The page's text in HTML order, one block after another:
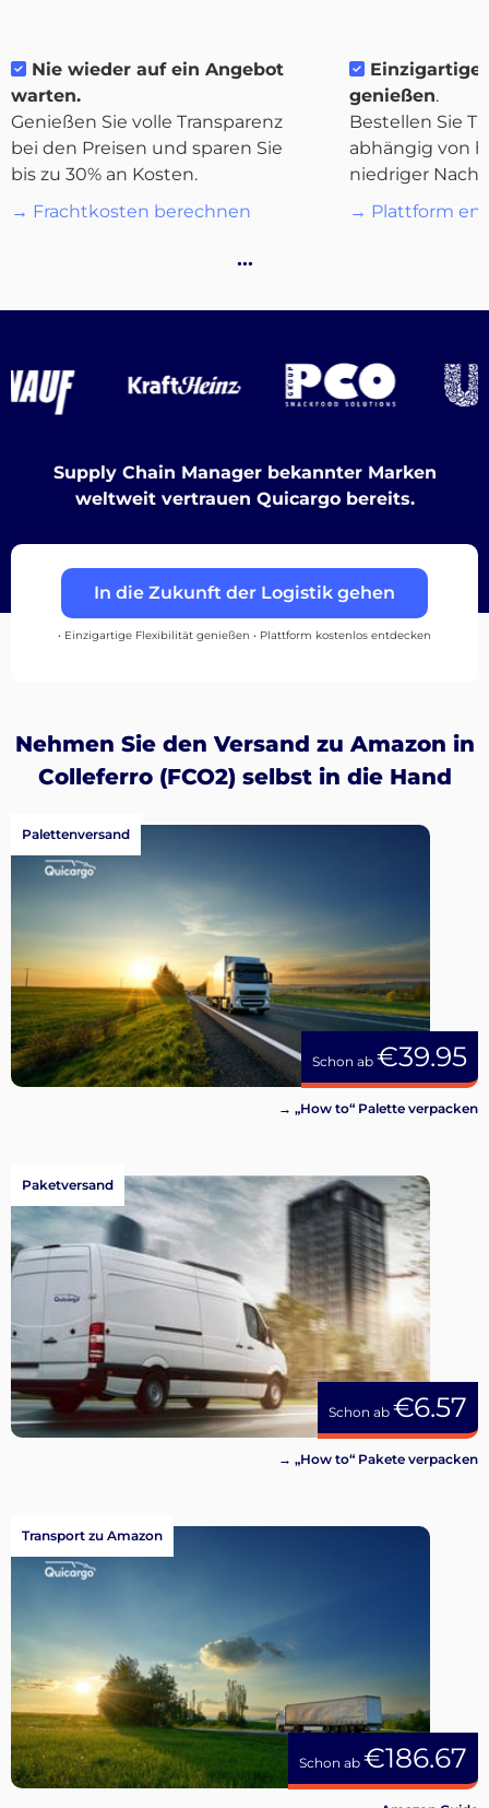
Destinations
Entdecken
Deutsch
Registrieren
Nie wieder auf ein Angebot
warten.
Genießen Sie volle Transparenz
bei den Preisen und sparen Sie
bis zu 30% an Kosten.
→ Frachtkosten berechnen
genießen.
Bestellen Sie
abhängig von
niedriger
→ Plattform
…
Supply Chain Manager bekannter Marken
weltweit vertrauen Quicargo bereits.
In die Zukunft der Logistik gehen
• Einzigartige Flexibilität genießen • Plattform kostenlos entdecken
Nehmen Sie den Versand zu Amazon in
Colleferro (FCO2) selbst in die Hand
Schon ab €39.95
Palettenversand
→ „How to“ Palette verpacken
Schon ab €6.57
Paketversand
→ „How to“ Pakete verpacken
Schon ab €186.67
Transport zu Amazon